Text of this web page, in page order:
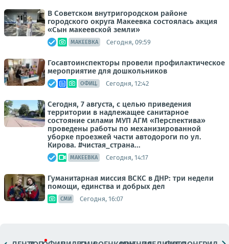
В Советском внутригородском районе
городского округа Макеевка состоялась акция
«Сын макеевской земли»
МАКЕЕВКА Сегодня, 09:59
Госавтоинспекторы провели профилактическое
мероприятие для дошкольников
ОФИЦ. Сегодня, 12:42
Сегодня, 7 августа, с целью приведения
территории в надлежащее санитарное
состояние силами МУП АГМ «Перспектива»
проведены работы по механизированной
уборке проезжей части автодороги по ул.
Кирова. #чистая_страна...
МАКЕЕВКА Сегодня, 14:17
Гуманитарная миссия ВСКС в ДНР: три недели
помощи, единства и добрых дел
СМИ Сегодня, 16:07